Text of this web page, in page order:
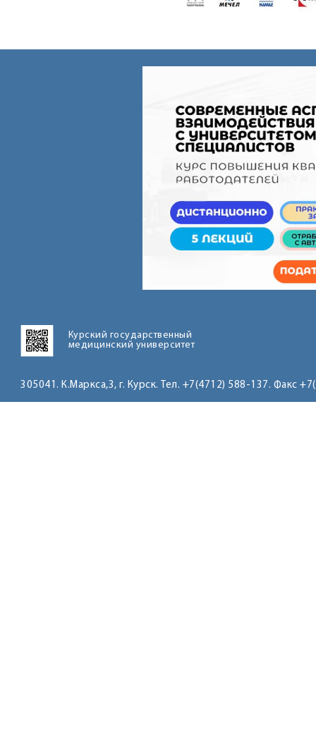
Курский государственный
медицинский университет
305041. К.Маркса,3, г. Курск. Тел. +7(4712) 588-137. Факс